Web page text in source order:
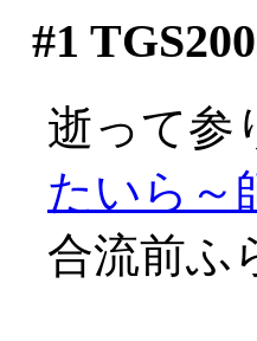
#1
逝って参
たいら～
合流前ふ